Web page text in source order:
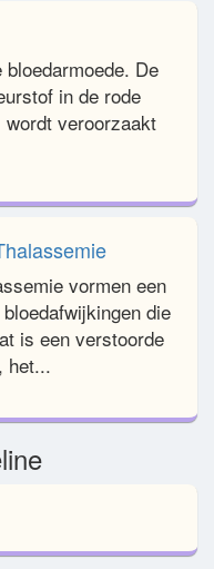
De
in de rode
veroorzaakt
vormen een
die
is een verstoorde
het...